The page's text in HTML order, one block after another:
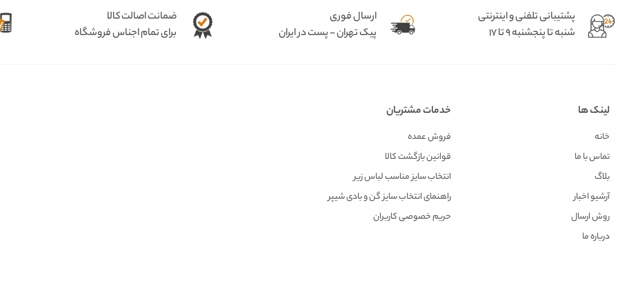
پشتیبانی تلفنی و اینترنتی
شنبه تا پنجشنبه 9 تا 17
ارسال فوری
پیک تهران - پست در ایران
ضمانت اصالت کالا
برای تمام اجناس فروشگاه
لینک ها
خانه
تماس با ما
بلاگ
آرشیو اخبار
روش ارسال
درباره ما
خدمات مشتریان
فروش عمده
قوانین بازگشت کالا
انتخاب سایز مناسب لباس زیر
راهنمای انتخاب سایز گن و بادی شیپر
حریم خصوصی کاربران